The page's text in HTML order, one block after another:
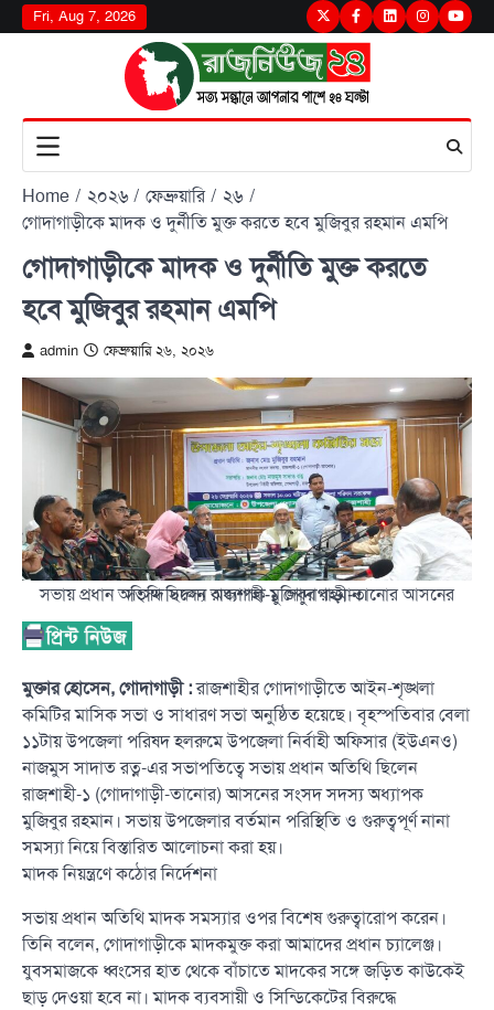
Skip
to
Fri, Aug 7, 2026 TwitterFacebook
LinkedInInstagram
Home ২০২৬ ফেব্রুয়ারি
২৬
গোদাগাড়ীকে মাদক ও দুর্নীতি মুক্ত করতে হবে মুজিবুর রহমান এমপি
গোদাগাড়ীকে মাদক ও দুর্নীতি মুক্ত করতে
হবে মুজিবুর রহমান এমপি
admin ফেব্রুয়ারি ২৬, ২০২৬
সভায় প্রধান অতিথি ছিলেন রাজশাহী-১ গোদাগাড়ী-তানোর আসনের সংসদ সদস্য অধ্যাপক মুজিবুর রহমান।
মুক্তার হোসেন, গোদাগাড়ী :রাজশাহীর গোদাগাড়ীতে আইন-শৃঙ্খলা
কমিটির মাসিক সভা ও সাধারণ সভা অনুষ্ঠিত হয়েছে। বৃহস্পতিবার বেলা
১১টায় উপজেলা পরিষদ হলরুমে উপজেলা নির্বাহী অফিসার (ইউএনও)
নাজমুস সাদাত রত্ন-এর সভাপতিত্বে সভায় প্রধান অতিথি ছিলেন
রাজশাহী-১ (গোদাগাড়ী-তানোর) আসনের সংসদ সদস্য অধ্যাপক
মুজিবুর রহমান। সভায় উপজেলার বর্তমান পরিস্থিতি ও গুরুত্বপূর্ণ নানা
সমস্যা নিয়ে বিস্তারিত আলোচনা করা হয়।
মাদক নিয়ন্ত্রণে কঠোর নির্দেশনা
সভায় প্রধান অতিথি মাদক সমস্যার ওপর বিশেষ গুরুত্বারোপ করেন।
তিনি বলেন, গোদাগাড়ীকে মাদকমুক্ত করা আমাদের প্রধান চ্যালেঞ্জ।
যুবসমাজকে ধ্বংসের হাত থেকে বাঁচাতে মাদকের সঙ্গে জড়িত কাউকেই
ছাড় দেওয়া হবে না। মাদক ব্যবসায়ী ও সিন্ডিকেটের বিরুদ্ধে